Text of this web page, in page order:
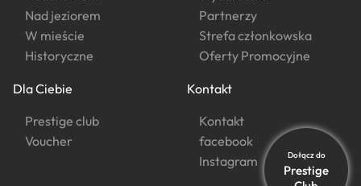
Dołącz do
Prestige
Nad jeziorem
W mieście
Historyczne
Partnerzy
Strefa członkowska
Oferty Promocyjne
Dla Ciebie
Prestige club
Voucher
Kontakt
Kontakt
facebook
Instagram